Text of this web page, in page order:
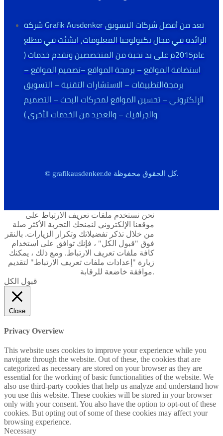
شركة Grafik Ausdenker تعد من أفضل شركات التسويق
الرائدة في مجال تكنولوجيا المعلومات، انشئت في مطلع
عام2015م على يد نخبة من المتخصصين وتقدم خدمات (
استضافة المواقع – برمجة المواقع –تصميم المواقع –
برمجةالتطبيقات – الاستشارات التقنية – التسويق
الإلكتروني – تحسين المواقع لمحركات البحث – التصميم
والجرافيك – والعديد من الخدمات الأخرى )
© grafikausdenker.de كل الحقوق محفوظة.
نحن نستخدم ملفات تعريف الارتباط على
موقعنا الإلكتروني لنمنحك التجربة الأكثر صلة
من خلال تذكر تفضيلاتك وتكرار الزيارات. بالنقر
فوق "قبول الكل" ، فإنك توافق على استخدام
كافة ملفات تعريف الارتباط. ومع ذلك ، يمكنك
زيارة "إعدادات ملفات تعريف الارتباط" لتقديم
موافقة خاضعة للرقابة.
قبول الكل
Close
Privacy Overview
This website uses cookies to improve your experience while you
navigate through the website. Out of these, the cookies that are
categorized as necessary are stored on your browser as they are
essential for the working of basic functionalities of the website. We
also use third-party cookies that help us analyze and understand how
you use this website. These cookies will be stored in your browser
only with your consent. You also have the option to opt-out of these
cookies. But opting out of some of these cookies may affect your
browsing experience.
Necessary